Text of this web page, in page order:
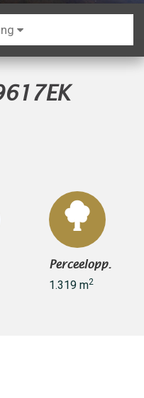
Perceelopp.
1.319 m2